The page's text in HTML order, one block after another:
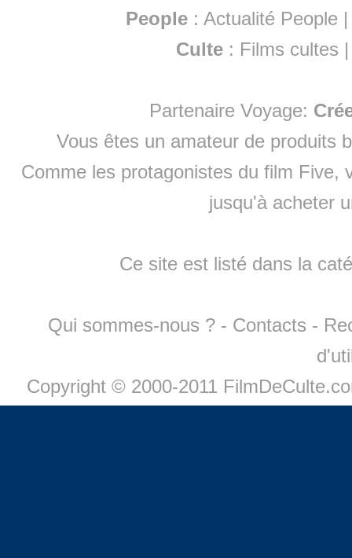
People :Actualité People
Culte : Films cultes
Partenaire Voyage:
Vous êtes un amateur de produits
Comme les protagonistes du film Five,
jusqu'à acheter
Ce site est listé dans la
Qui sommes-nous ? - Contacts -
Copyright © 2000-2011